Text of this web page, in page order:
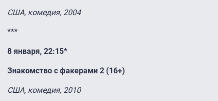
США, комедия, 2004
***
8 января, 22:15*
Знакомство с факерами 2 (16+)
США, комедия, 2010